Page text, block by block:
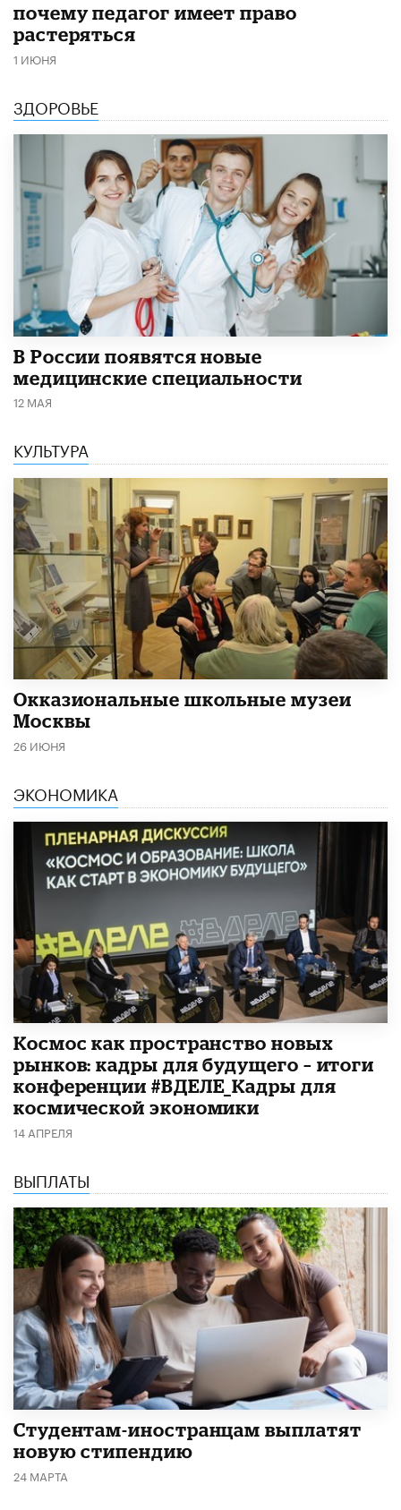
почему педагог имеет право
растеряться
1 ИЮНЯ
ЗДОРОВЬЕ
В России появятся новые
медицинские специальности
12 МАЯ
КУЛЬТУРА
​Окказиональные школьные музеи
Москвы
26 ИЮНЯ
ЭКОНОМИКА
Космос как пространство новых
рынков: кадры для будущего – итоги
конференции #ВДЕЛЕ_Кадры для
космической экономики
14 АПРЕЛЯ
ВЫПЛАТЫ
Студентам-иностранцам выплатят
новую стипендию
24 МАРТА